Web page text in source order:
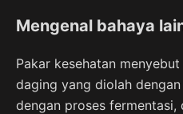
Mengenal bahaya
Pakar kesehatan
daging yang diolah
dengan proses fermentasi,